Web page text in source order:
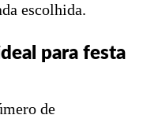
escolhida.
para festa
de